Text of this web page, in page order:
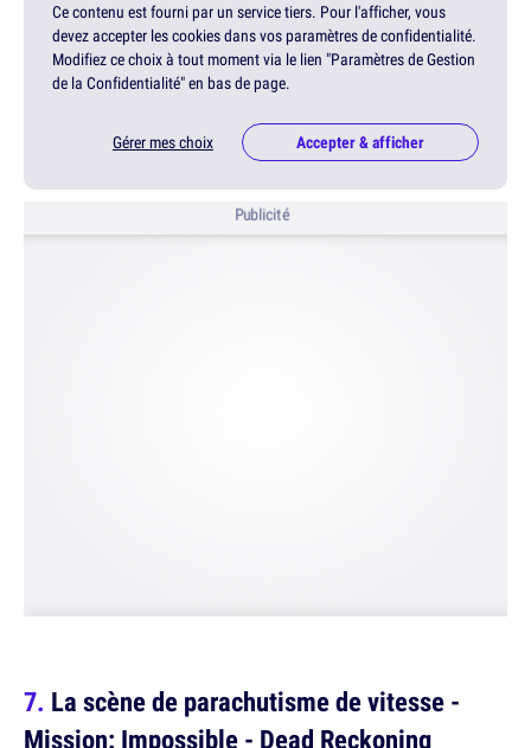
Ce contenu est fourni par un service tiers. Pour l'afficher, vous
devez accepter les cookies dans vos paramètres de confidentialité.
Modifiez ce choix à tout moment via le lien "Paramètres de Gestion
de la Confidentialité" en bas de page.
Gérer mes choix Accepter & afficher
Publicité
La scène de parachutisme de vitesse -
Mission: Impossible - Dead Reckoning